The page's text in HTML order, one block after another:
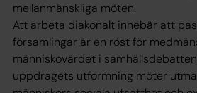
mellanmänskliga möten.
Att arbeta diakonalt innebär att
församlingar är en röst för
människovärdet i
uppdragets utformning möter